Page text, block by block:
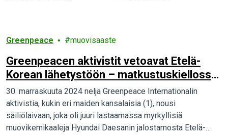
Greenpeace muovisaaste
Greenpeacen aktivistit vetoavat Etelä-
Korean lähetystöön – matkustuskiellossa
oleville aktivisteille oikeus matkustaa
kotiin
30. marraskuuta 2024 neljä Greenpeace Internationalin
aktivistia, kukin eri maiden kansalaisia (1), nousi
säiliölaivaan, joka oli juuri lastaamassa myrkyllisiä
muovikemikaaleja Hyundai Daesanin jalostamosta Etelä-